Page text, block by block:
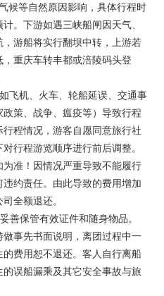
候等自然原因影响，具体行程时
。下游如遇三峡船闸因天气、
游船将实行翻坝中转，上游若
重庆车转丰都或涪陵码头登
飞机、火车、轮船延误、交通事
策、战争、瘟疫等）导致行程
程情况，游客自愿同意旅行社
行程游览顺序进行前后调整。
准！因情况严重导致不能履行
约责任。由此导致的费用增加
全额退还。
善保管有效证件和随身物品。
事先书面说明，离团过程中一
费用恕不退还。客人自行离船
误船漏乘及其它安全事故与旅